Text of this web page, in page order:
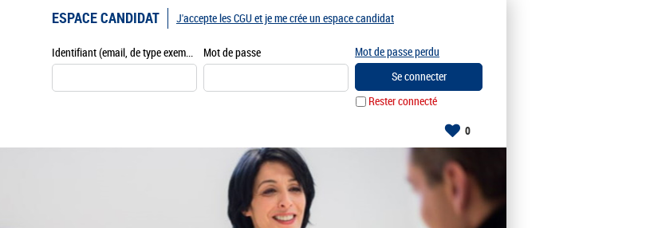
ESPACE CANDIDAT
Identifiant (email, de type exemple@exemple.fr) Mot de passe
Rester connecté
Mot de passe perdu
J'accepte les CGU et je me crée un espace candidat
0